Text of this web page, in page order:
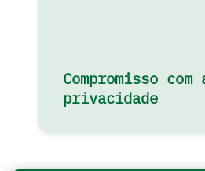
Compromisso com
privacidade